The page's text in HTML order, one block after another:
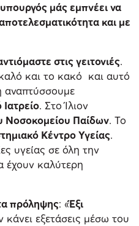
μάς εμπνέει να
και με
στις γειτονιές.
και το κακό και αυτό
αναπτύσσουμε
. Στο Ίλιον
Νοσοκομείου Παίδων. Το
Κέντρο Υγείας.
υγείας σε όλη την
έχουν καλύτερη
πρόληψης: «Έξι
κάνει εξετάσεις μέσω του